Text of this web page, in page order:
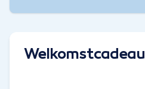
Welkomstcadeau